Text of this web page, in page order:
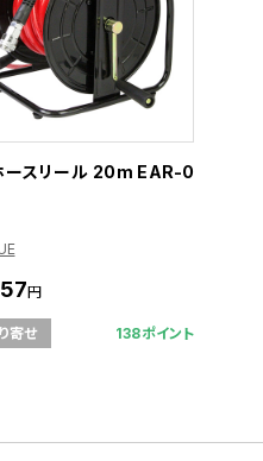
ースリール 20m EAR-0
円
寄せ 138ポイント